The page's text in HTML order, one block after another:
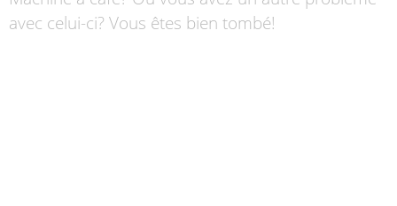
avec celui-ci? Vous êtes bien tombé!